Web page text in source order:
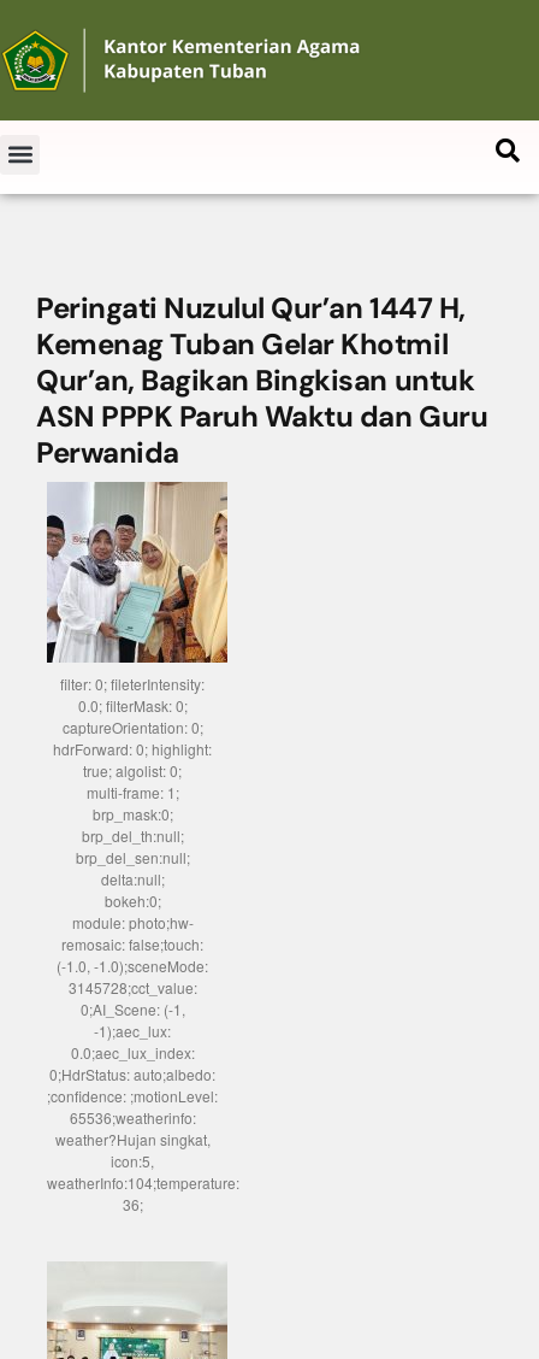
Peringati Nuzulul Qur’an 1447 H,
Kemenag Tuban Gelar Khotmil
Qur’an, Bagikan Bingkisan untuk
ASN PPPK Paruh Waktu dan Guru
Perwanida
filter: 0; fileterIntensity:
0.0; filterMask: 0;
captureOrientation: 0;
hdrForward: 0; highlight:
true; algolist: 0;
multi-frame: 1;
brp_mask:0;
brp_del_th:null;
brp_del_sen:null;
delta:null;
bokeh:0;
module: photo;hw-
remosaic: false;touch:
(-1.0, -1.0);sceneMode:
3145728;cct_value:
0;AI_Scene: (-1,
-1);aec_lux:
0.0;aec_lux_index:
0;HdrStatus: auto;albedo:
;confidence: ;motionLevel:
65536;weatherinfo:
weather?Hujan singkat,
icon:5,
weatherInfo:104;temperature:
36;